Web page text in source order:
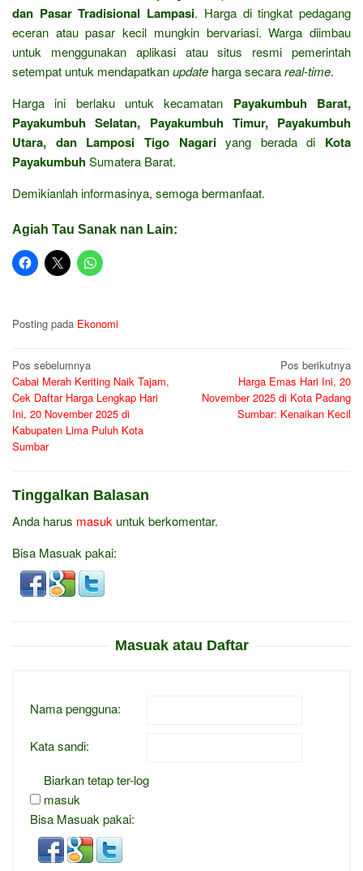
dan Pasar Tradisional Lampasi. Harga di tingkat pedagang
eceran atau pasar kecil mungkin bervariasi. Warga diimbau
untuk menggunakan aplikasi atau situs resmi pemerintah
setempat untuk mendapatkanupdate harga secarareal-time.
Harga ini berlaku untuk kecamatan Payakumbuh Barat,
Payakumbuh Selatan, Payakumbuh Timur, Payakumbuh
Utara, dan Lamposi Tigo Nagariyang berada di Kota
PayakumbuhSumatera Barat.
Demikianlah informasinya, semoga bermanfaat.
Agiah Tau Sanak nan Lain:
Posting pada Ekonomi
Navigasi
pos
Pos sebelumnya
Cabai Merah Keriting Naik Tajam,
Cek Daftar Harga Lengkap Hari
Ini, 20 November 2025 di
Kabupaten Lima Puluh Kota
Sumbar
Pos berikutnya
Harga Emas Hari Ini, 20
November 2025 di Kota Padang
Sumbar: Kenaikan Kecil
Tinggalkan Balasan
Anda harus masuk untuk berkomentar.
Bisa Masuak pakai:
Masuak atau Daftar
Nama pengguna:
Kata sandi:
Biarkan tetap ter-log
masuk
Bisa Masuak pakai: